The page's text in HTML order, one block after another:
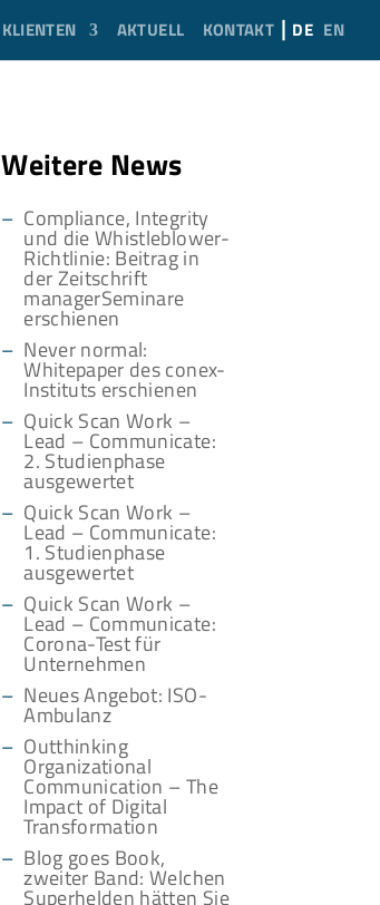
KLIENTEN AKTUELL KONTAKT DE EN
Weitere News
Compliance, Integrity
und die Whistleblower-
Richtlinie: Beitrag in
der Zeitschrift
managerSeminare
erschienen
Never normal:
Whitepaper des conex-
Instituts erschienen
Quick Scan Work –
Lead – Communicate:
2. Studienphase
ausgewertet
Quick Scan Work –
Lead – Communicate:
1. Studienphase
ausgewertet
Quick Scan Work –
Lead – Communicate:
Corona-Test für
Unternehmen
Neues Angebot: ISO-
Ambulanz
Outthinking
Organizational
Communication – The
Impact of Digital
Transformation
Blog goes Book,
zweiter Band: Welchen
Superhelden hätten Sie